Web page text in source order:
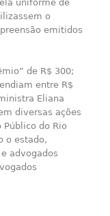
uniforme de
o
emitidos
de R$ 300;
entre R$
Eliana
diversas ações
do Rio
o estado,
advogados